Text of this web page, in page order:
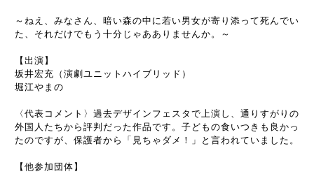
～ねえ、みなさん、暗い森の中に若い男女が寄り添って死んでい
た、それだけでもう十分じゃあありませんか。～
【出演】
坂井宏充（演劇ユニットハイブリッド）
堀江やまの
〈代表コメント〉過去デザインフェスタで上演し、通りすがりの
外国人たちから評判だった作品です。子どもの食いつきも良かっ
たのですが、保護者から「見ちゃダメ！」と言われていました。
【他参加団体】